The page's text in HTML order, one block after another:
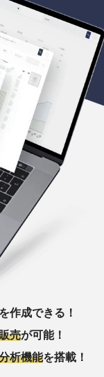
作成できる！
売が可能！
析機能を搭載！